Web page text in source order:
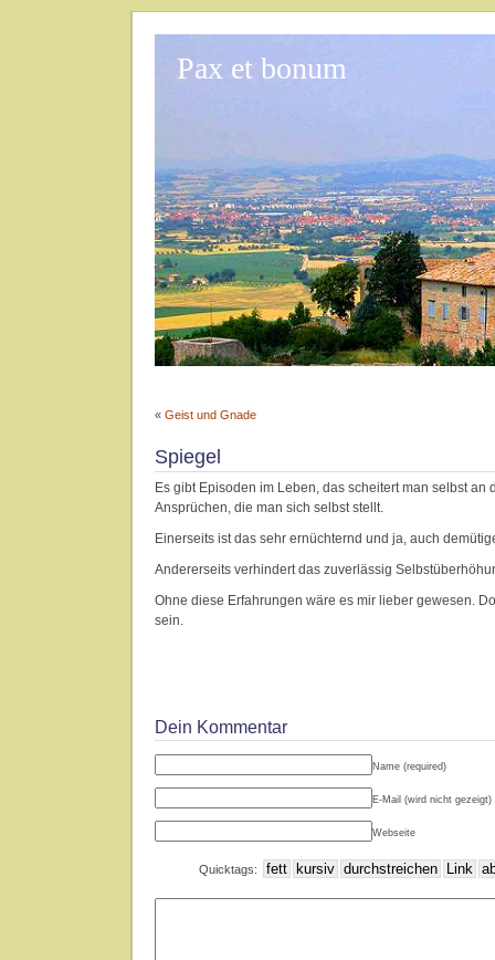
Pax et bonum
« Geist und Gnade
Spiegel
Es gibt Episoden im Leben, das scheitert man selbst an
Ansprüchen, die man sich selbst stellt.
Einerseits ist das sehr ernüchternd und ja, auch
Andererseits verhindert das zuverlässig
Ohne diese Erfahrungen wäre es mir lieber gewesen.
sein.
Dein Kommentar
Name (required)
E-Mail (wird nicht gezeigt)
Webseite
Quicktags: